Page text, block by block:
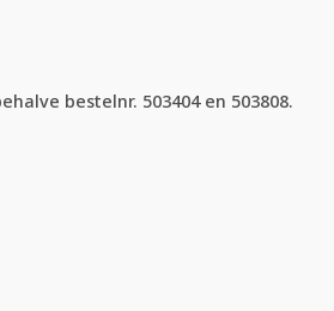
bestelnr. 503404 en 503808.